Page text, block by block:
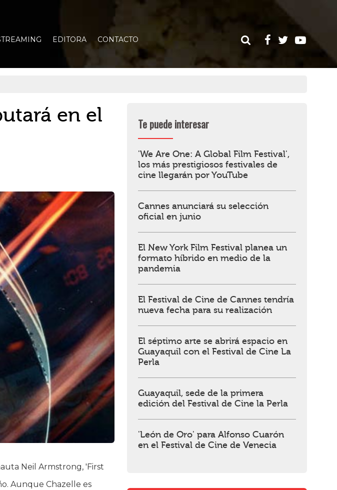
EDITORA CONTACTO
en el
Neil Armstrong, 'First
Aunque Chazelle es
Te puede interesar
'We Are One: A Global Film Festival',
los más prestigiosos festivales de
cine llegarán por YouTube
Cannes anunciará su selección
oficial en junio
El New York Film Festival planea un
formato híbrido en medio de la
pandemia
El Festival de Cine de Cannes tendría
nueva fecha para su realización
El séptimo arte se abrirá espacio en
Guayaquil con el Festival de Cine La
Perla
Guayaquil, sede de la primera
edición del Festival de Cine la Perla
'León de Oro' para Alfonso Cuarón
en el Festival de Cine de Venecia